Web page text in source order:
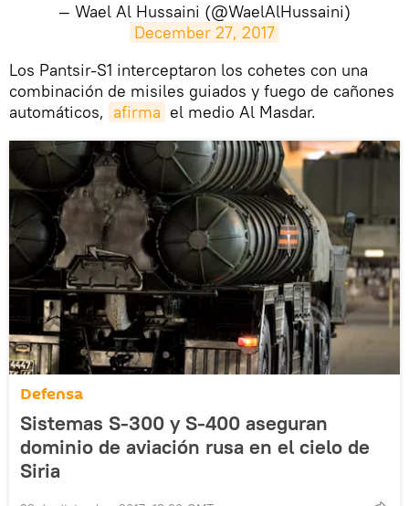
— Wael Al Hussaini (@WaelAlHussaini)
December 27, 2017
Los Pantsir-S1 interceptaron los cohetes con una
combinación de misiles guiados y fuego de cañones
automáticos, afirma el medio Al Masdar.
Defensa
Sistemas S-300 y S-400 aseguran
dominio de aviación rusa en el cielo de
Siria